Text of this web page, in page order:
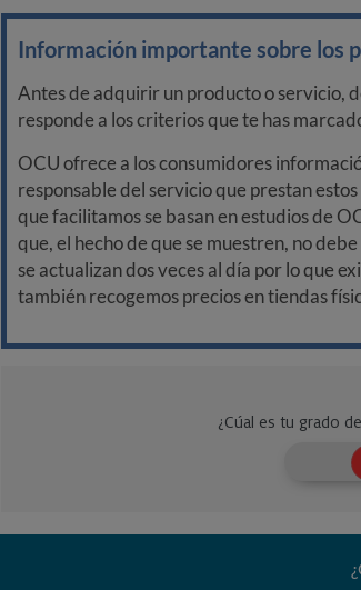
Información importante sobre los
Antes de adquirir un producto o servicio,
responde a los criterios que te has
OCU ofrece a los consumidores
responsable del servicio que prestan
que facilitamos se basan en estudios de
que, el hecho de que se muestren, no
se actualizan dos veces al día por lo que
también recogemos precios en tiendas